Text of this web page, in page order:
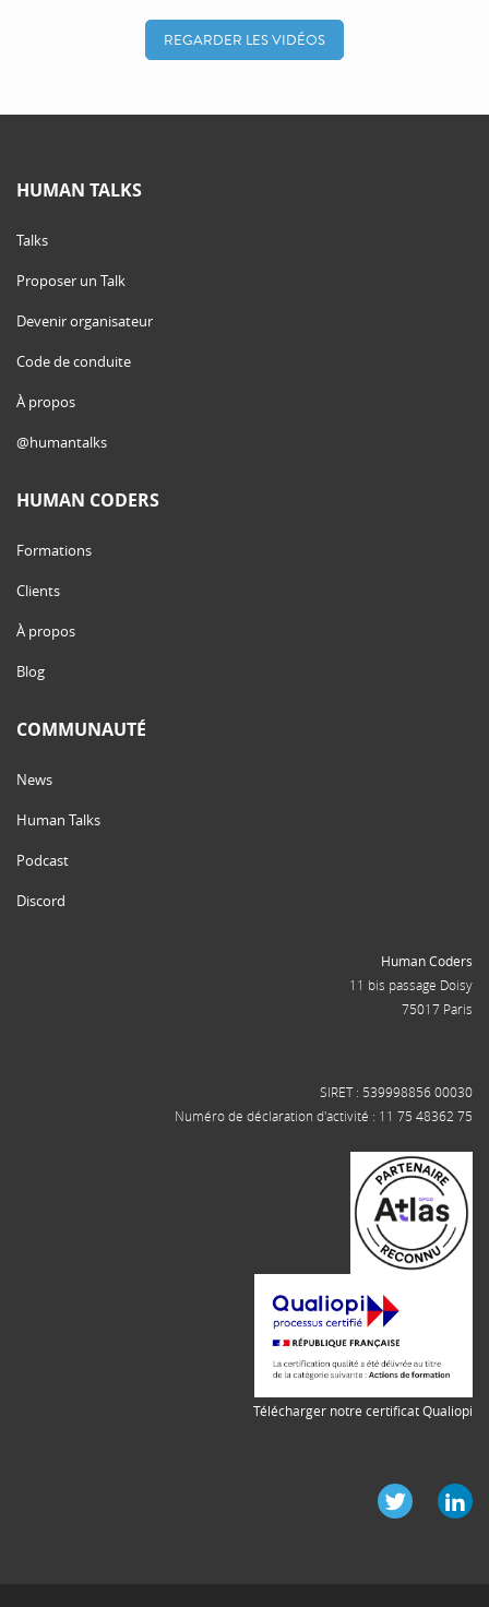
REGARDER LES VIDÉOS
HUMAN TALKS
Talks
Proposer un Talk
Devenir organisateur
Code de conduite
À propos
@humantalks
HUMAN CODERS
Formations
Clients
À propos
Blog
COMMUNAUTÉ
News
Human Talks
Podcast
Discord
Human Coders
11 bis passage Doisy
75017 Paris
SIRET : 539998856 00030
Numéro de déclaration d'activité : 11 75 48362 75
Télécharger notre certificat Qualiopi